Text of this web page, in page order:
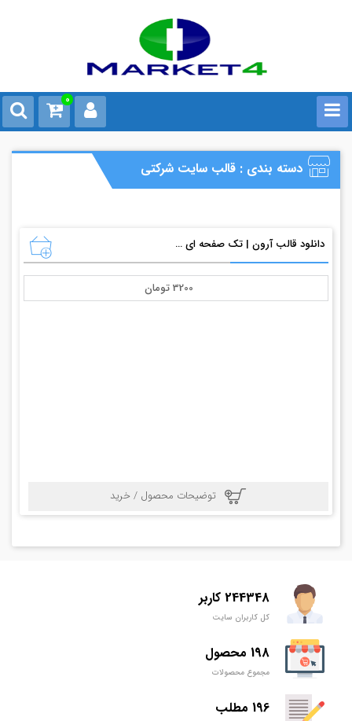
0
دسته بندی : قالب سایت شرکتی
دانلود قالب آرون | تک صفحه ای چندمنظوره HTMLL
3200 تومان
توضیحات محصول / خرید
244348 کاربر
کل کاربران سایت
198 محصول
مجموع محصولات
196 مطلب